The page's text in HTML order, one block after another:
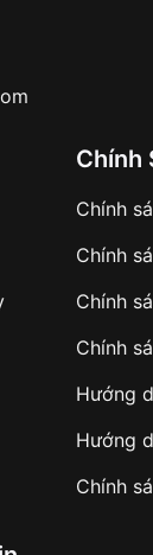
thanh toán khi
lý đơn hàng
trạng hủy
Chính
Chính
Chính
Chính
Chính
Hướng
Hướng
Chính